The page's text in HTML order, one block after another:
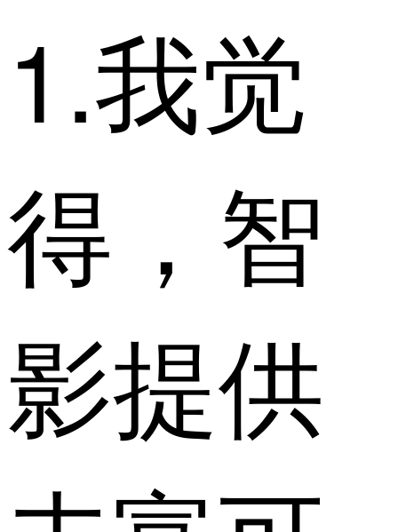
1.我觉
得，智
影提供